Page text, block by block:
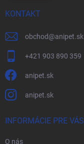
KONTAKT
obchod@anipet.sk
+421 903 890 359
anipet.sk
anipet.sk
INFORMÁCIE PRE VÁS
O nás